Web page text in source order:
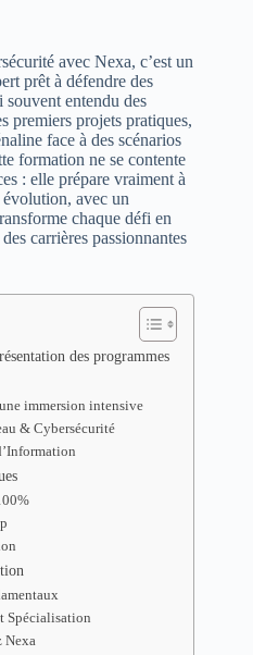
avec Nexa, c’est un
prêt à défendre des
souvent entendu des
premiers projets pratiques,
face à des scénarios
formation ne se contente
: elle prépare vraiment à
avec un
chaque défi en
carrières passionnantes
des programmes
immersion intensive
& Cybersécurité
Spécialisation
Nexa